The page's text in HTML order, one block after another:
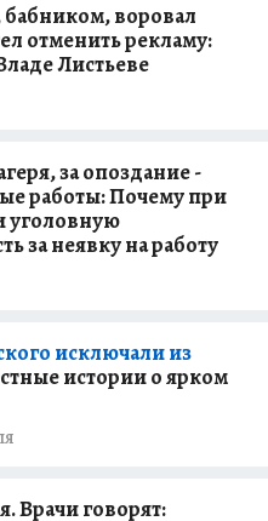
воровал
отменить рекламу:
Листьеве
за опоздание -
работы: Почему при
уголовную
за неявку на работу
исключали из
истории о ярком
Врачи говорят: